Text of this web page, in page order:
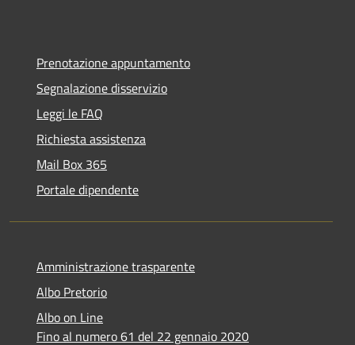
Prenotazione appuntamento
Segnalazione disservizio
Leggi le FAQ
Richiesta assistenza
Mail Box 365
Portale dipendente
Amministrazione trasparente
Albo Pretorio
Albo on Line
Fino al numero 61 del 22 gennaio 2020